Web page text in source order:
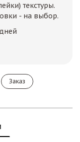
текстуры.
- на выбор.
Заказ